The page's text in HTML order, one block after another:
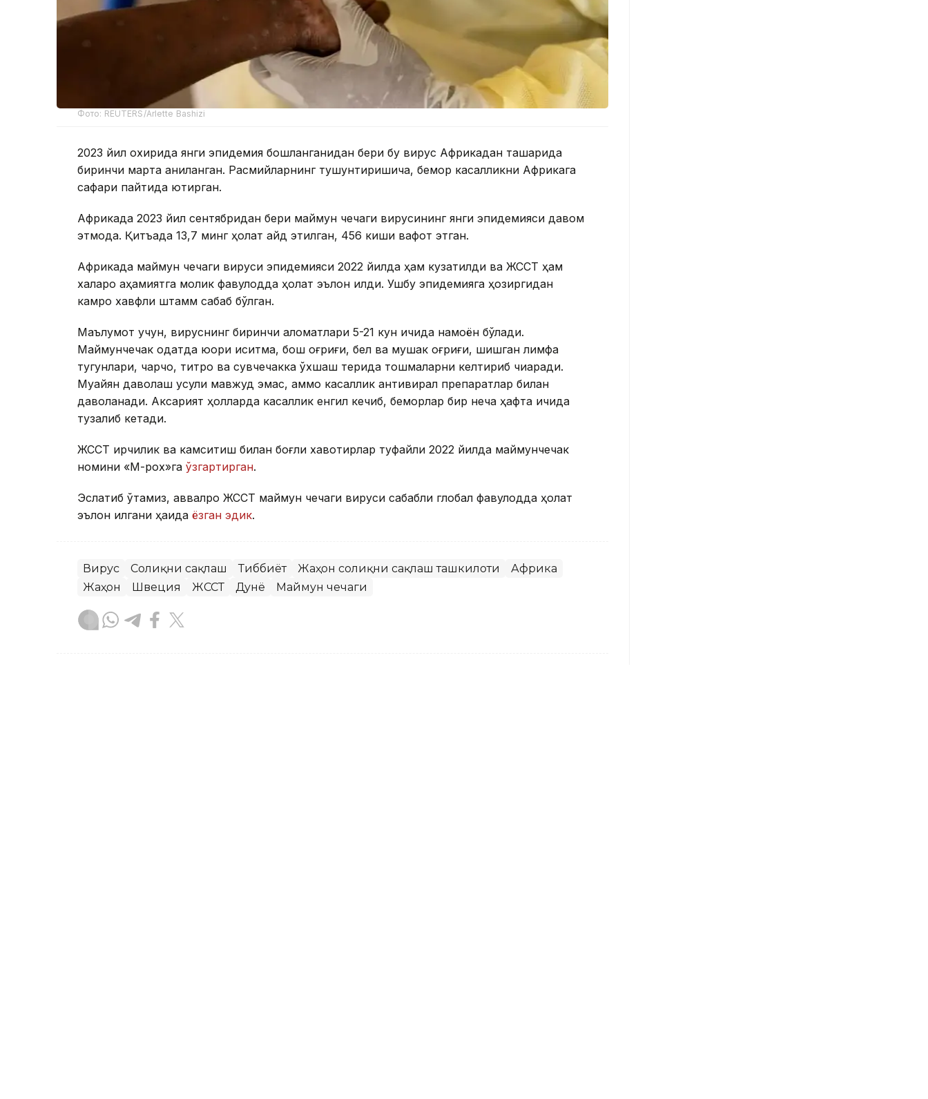
Фото: REUTERS/Arlette Bashizi
2023 йил охирида янги эпидемия бошланганидан бери бу вирус Африкадан ташқарида
биринчи марта аниқланган. Расмийларнинг тушунтиришича, бемор касалликни Африкага
сафари пайтида юқтирган.
Африкада 2023 йил сентябридан бери маймун чечаги вирусининг янги эпидемияси давом
этмоқда. Қитъада 13,7 минг ҳолат қайд этилган, 456 киши вафот этган.
Африкада маймун чечаги вируси эпидемияси 2022 йилда ҳам кузатилди ва ЖССТ ҳам
халқаро аҳамиятга молик фавқулодда ҳолат эълон қилди. Ушбу эпидемияга ҳозиргидан
камроқ хавфли штамм сабаб бўлган.
Маълумот учун, вируснинг биринчи аломатлари 5-21 кун ичида намоён бўлади.
Маймунчечак одатда юқори иситма, бош оғриғи, бел ва мушак оғриғи, шишган лимфа
тугунлари, чарчоқ, титроқ ва сувчечакка ўхшаш терида тошмаларни келтириб чиқаради.
Муайян даволаш усули мавжуд эмас, аммо касаллик антивирал препаратлар билан
даволанади. Аксарият ҳолларда касаллик енгил кечиб, беморлар бир неча ҳафта ичида
тузалиб кетади.
ЖССТ ирқчилик ва камситиш билан боғлиқ хавотирлар туфайли 2022 йилда маймунчечак
номини «М-pox»га ўзгартирган.
Эслатиб ўтамиз, аввалроқ ЖССТ маймун чечаги вируси сабабли глобал фавқулодда ҳолат
эълон қилгани ҳақида ёзган эдик.
Вирус Соғлиқни сақлаш Тиббиёт Жаҳон соғлиқни сақлаш ташкилоти
Африка
Жаҳон
Швеция ЖССТ Дунё Маймун чечаги